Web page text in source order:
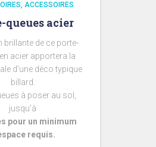
ACCESSOIRES
queues acier
brillante de ce porte-
acier apportera la
d’une déco typique
billard.
à poser au sol,
jusqu’à
pour un minimum
requis.